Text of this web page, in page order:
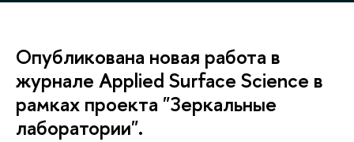
Опубликована новая работа в
журнале Applied Surface Science в
рамках проекта "Зеркальные
лаборатории".